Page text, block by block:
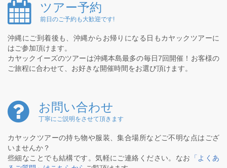
ツアー予約
前日のご予約も大歓迎です!
沖縄にご到着後も、沖縄からお帰りになる日もカヤックツアーに
はご参加頂けます。
カヤックイーズのツアーは沖縄本島最多の毎日7回開催！お客様の
ご旅程に合わせて、お好きな開催時間をお選び頂けます。
お問い合わせ
丁寧にご説明をさせて頂きます
カヤックツアーの持ち物や服装、集合場所などご不明な点はござ
いませんか？
些細なことでも結構です。気軽にご連絡ください。なお
「よくあ